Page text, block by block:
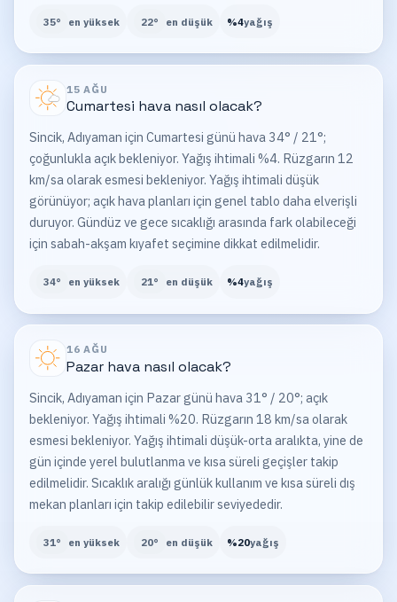
35° en yüksek 22° en düşük %4yağış
15 AĞU
Cumartesi hava nasıl olacak?
Sincik, Adıyaman için Cumartesi günü hava 34° / 21°;
çoğunlukla açık bekleniyor. Yağış ihtimali %4. Rüzgarın 12
km/sa olarak esmesi bekleniyor. Yağış ihtimali düşük
görünüyor; açık hava planları için genel tablo daha elverişli
duruyor. Gündüz ve gece sıcaklığı arasında fark olabileceği
için sabah-akşam kıyafet seçimine dikkat edilmelidir.
34° en yüksek 21° en düşük %4yağış
16 AĞU
Pazarhava nasıl olacak?
Sincik, Adıyaman için Pazar günü hava 31° / 20°; açık
bekleniyor. Yağış ihtimali %20. Rüzgarın 18 km/sa olarak
esmesi bekleniyor. Yağış ihtimali düşük-orta aralıkta, yine de
gün içinde yerel bulutlanma ve kısa süreli geçişler takip
edilmelidir. Sıcaklık aralığı günlük kullanım ve kısa süreli dış
mekan planları için takip edilebilir seviyededir.
31° en yüksek 20° en düşük %20yağış